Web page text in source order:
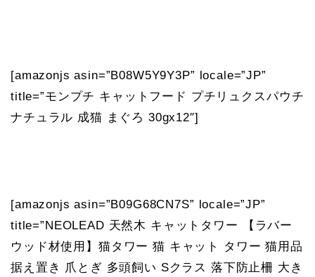
[amazonjs asin=”B08W5Y9Y3P” locale=”JP”
title=”モンプチ キャットフード プチリュクスパウチ
ナチュラル 成猫 まぐろ 30gx12″]
[amazonjs asin=”B09G68CN7S” locale=”JP”
title=”NEOLEAD 天然木 キャットタワー 【ラバー
ウッド材使用】猫タワー 猫 キャット タワー 猫用品
据え置き 爪とぎ 多頭飼い Sクラス 落下防止柵 大き